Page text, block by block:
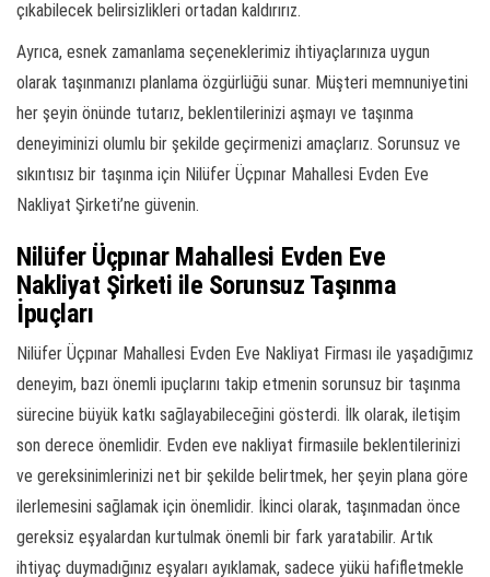
çıkabilecek belirsizlikleri ortadan kaldırırız.
Ayrıca, esnek zamanlama seçeneklerimiz ihtiyaçlarınıza uygun
olarak taşınmanızı planlama özgürlüğü sunar. Müşteri memnuniyetini
her şeyin önünde tutarız, beklentilerinizi aşmayı ve taşınma
deneyiminizi olumlu bir şekilde geçirmenizi amaçlarız. Sorunsuz ve
sıkıntısız bir taşınma için Nilüfer Üçpınar Mahallesi Evden Eve
Nakliyat Şirketi’ne güvenin.
Nilüfer Üçpınar Mahallesi Evden Eve
Nakliyat Şirketi ile Sorunsuz Taşınma
İpuçları
Nilüfer Üçpınar Mahallesi Evden Eve Nakliyat Firması ile yaşadığımız
deneyim, bazı önemli ipuçlarını takip etmenin sorunsuz bir taşınma
sürecine büyük katkı sağlayabileceğini gösterdi. İlk olarak, iletişim
son derece önemlidir. Evden eve nakliyat firmasıile beklentilerinizi
ve gereksinimlerinizi net bir şekilde belirtmek, her şeyin plana göre
ilerlemesini sağlamak için önemlidir. İkinci olarak, taşınmadan önce
gereksiz eşyalardan kurtulmak önemli bir fark yaratabilir. Artık
ihtiyaç duymadığınız eşyaları ayıklamak, sadece yükü hafifletmekle